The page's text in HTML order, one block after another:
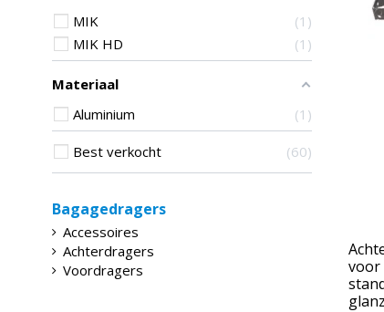
voor
MIK
1
MIK HD
1
Materiaal
Aluminium
1
Best verkocht 60
Bagagedragers
Accessoires
Achterdragers
Voordragers